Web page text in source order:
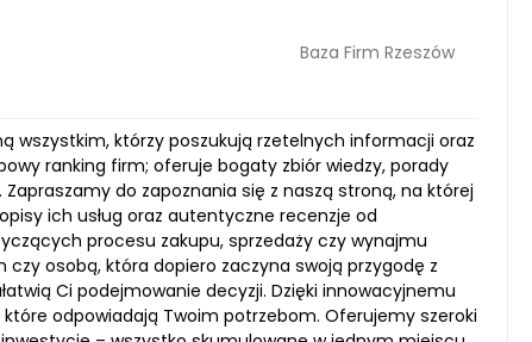
Baza Firm Rzeszów
wszystkim, którzy poszukują rzetelnych informacji oraz
ranking firm; oferuje bogaty zbiór wiedzy, porady
do zapoznania się z naszą stroną, na której
ich usług oraz autentyczne recenzje od
procesu zakupu, sprzedaży czy wynajmu
osobą, która dopiero zaczyna swoją przygodę z
Ci podejmowanie decyzji. Dzięki innowacyjnemu
odpowiadają Twoim potrzebom. Oferujemy szeroki